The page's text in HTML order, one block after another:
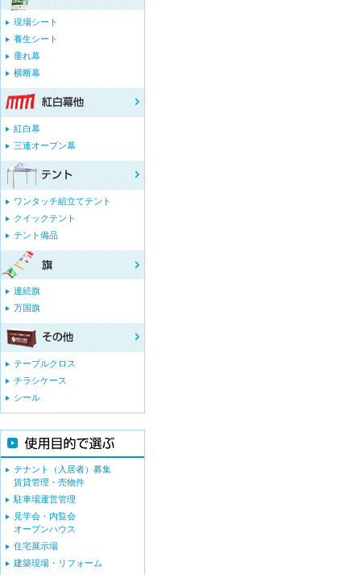
現場シート
養生シート
垂れ幕
横断幕
紅白幕
三連オープン幕
ワンタッチ組立てテント
クイックテント
テント備品
連続旗
万国旗
テーブルクロス
チラシケース
シール
テナント（入居者）募集
賃貸管理・売物件
駐車場運営管理
見学会・内覧会
オープンハウス
住宅展示場
建築現場・リフォーム